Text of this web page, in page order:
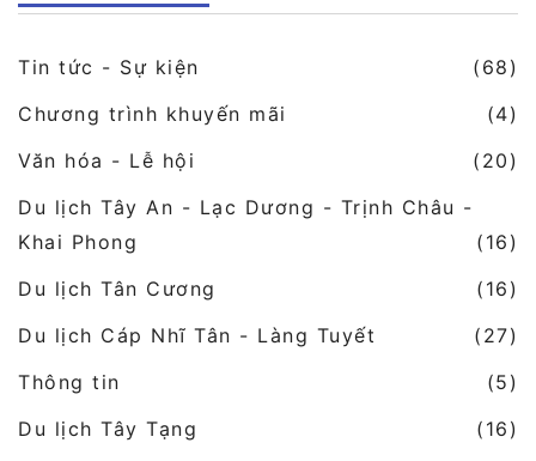
Tin tức - Sự kiện
(68)
Chương trình khuyến mãi
(4)
Văn hóa - Lễ hội
(20)
Du lịch Tây An - Lạc Dương - Trịnh Châu -
Khai Phong
(16)
Du lịch Tân Cương
(16)
Du lịch Cáp Nhĩ Tân - Làng Tuyết
(27)
Thông tin
(5)
Du lịch Tây Tạng
(16)